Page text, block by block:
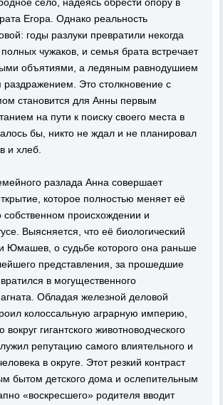
Егора. Однако реальность
годы разлуки превратили некогда
чужаков, и семья брата встречает
объятиями, а ледяным равнодушием
Это столкновение с
становится для Анны первым
на пути к поиску своего места в
бы, никто не ждал и не планировал
и хлеб.
разлада Анна совершает
которое полностью меняет её
собственном происхождении и
Выясняется, что её биологический
Юмашев, о судьбе которого она раньше
представления, за прошедшие
в могущественного
Обладая железной деловой
колоссальную аграрную империю,
гигантского животноводческого
репутацию самого влиятельного и
в округе. Этот резкий контраст
бытом детского дома и ослепительным
«воскресшего» родителя вводит